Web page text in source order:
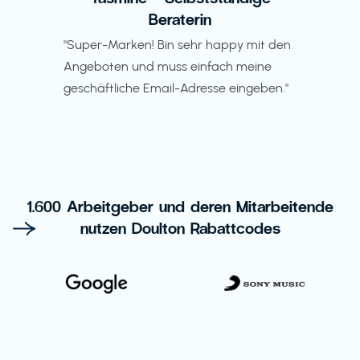
Beraterin
"Super-Marken! Bin sehr happy mit den
Angeboten und muss einfach meine
geschäftliche Email-Adresse eingeben."
1.600 Arbeitgeber und deren Mitarbeitende
nutzen Doulton Rabattcodes